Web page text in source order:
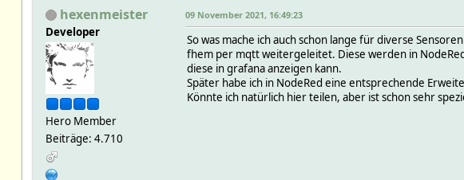
hexenmeister
Developer
Hero Member
Beiträge: 4.710
09 November 2021, 16:49:23
So was mache ich auch schon lange für diverse
fhem per mqtt weitergeleitet. Diese werden in
diese in grafana anzeigen kann.
Später habe ich in NodeRed eine entsprechende
Könnte ich natürlich hier teilen, aber ist schon sehr